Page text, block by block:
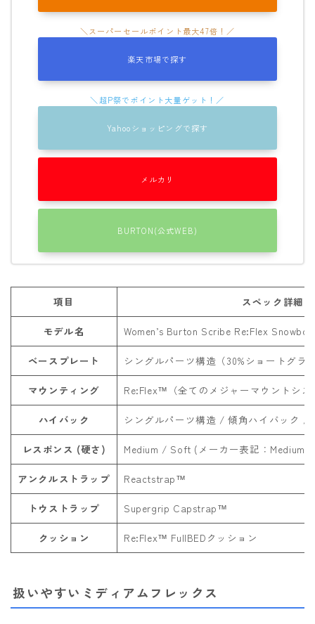
楽天市場で探す
Yahooショッピングで探す
メルカリ
BURTON(公式WEB)
項目 スペック詳細
モデル名 Women’s Burton Scribe Re:Flex
ベースプレート シングルパーツ構造（30%ショートグラ
マウンティング Re:Flex™（全てのメジャーマウントシス
ハイバック シングルパーツ構造 / 傾角ハイバック /
レスポンス (硬さ) Medium / Soft (メーカー表記：Medium)
アンクルストラップ Reactstrap™
トウストラップ Supergrip Capstrap™
クッション Re:Flex™ FullBEDクッション
扱いやすいミディアムフレックス